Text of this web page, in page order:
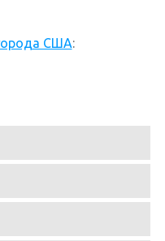
США: